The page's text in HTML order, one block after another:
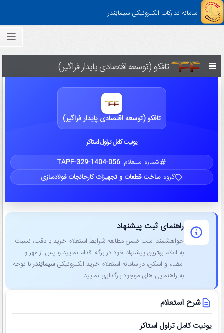
سامانه تدارکات الکترونیکی سیماتِندر
تافکو (توسعه اقتصادی پایدار فراگیر)
تافکو (توسعه اقتصادی پایدار فراگیر)
یونیت کامل تراول استاکر
شماره استعلام: TAPF-329-1404-056
گروه:ساخت قطعات و تجهیزات کارخانجات فولادسازی
راهنمای ثبت پیشنهاد
خواهشمند است ضمن مطالعه شرایط استعلام خرید با دقت، نسبت
به اعلام بهترین پیشنهاد خود در برگه اقدام نمایید و پس از مهر و
امضاء و اسکن، در سامانه استعلام خرید الکترونیکیسیماتِندربا توجه
به راهنمایی ‌های موجود بارگذاری نمایید.
شرح استعلام
یونیت کامل تراول استاکر